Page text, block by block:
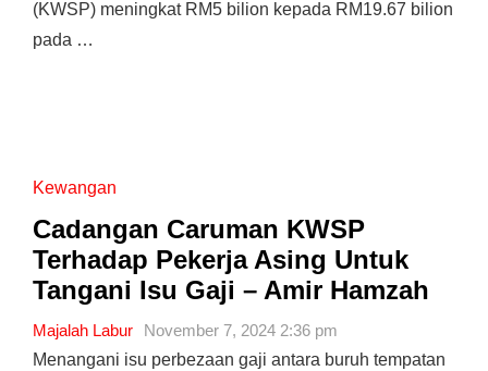
(KWSP) meningkat RM5 bilion kepada RM19.67 bilion
pada …
Kewangan
Cadangan Caruman KWSP
Terhadap Pekerja Asing Untuk
Tangani Isu Gaji – Amir Hamzah
Majalah Labur
November 7, 2024 2:36 pm
Menangani isu perbezaan gaji antara buruh tempatan